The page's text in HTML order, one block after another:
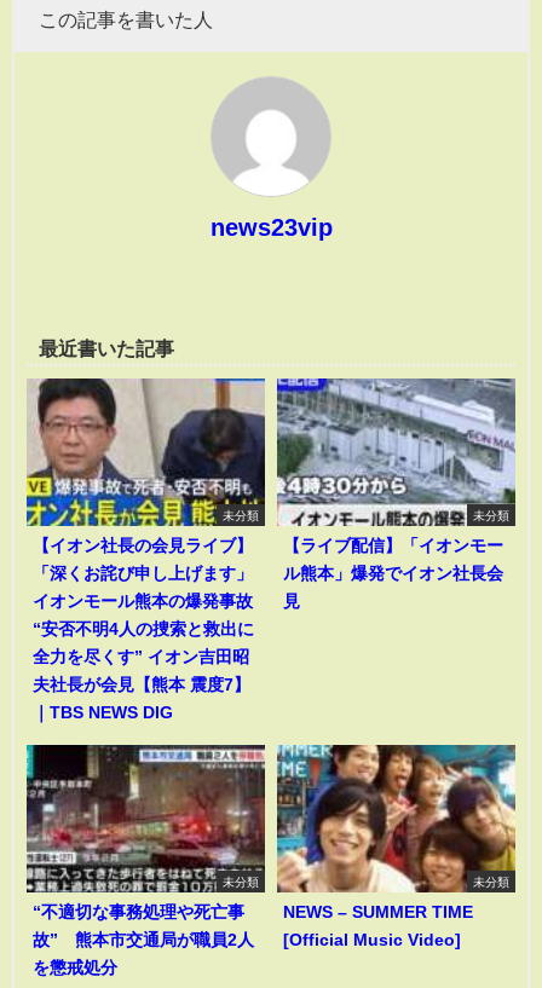
この記事を書いた人
news23vip
最近書いた記事
未分類
【イオン社長の会見ライブ】
「深くお詫び申し上げます」
イオンモール熊本の爆発事故
“安否不明4人の捜索と救出に
全力を尽くす” イオン吉田昭
夫社長が会見【熊本 震度7】
｜TBS NEWS DIG
未分類
【ライブ配信】「イオンモー
ル熊本」爆発でイオン社長会
見
未分類
“不適切な事務処理や死亡事
故” 熊本市交通局が職員2人
を懲戒処分
未分類
NEWS – SUMMER TIME
[Official Music Video]